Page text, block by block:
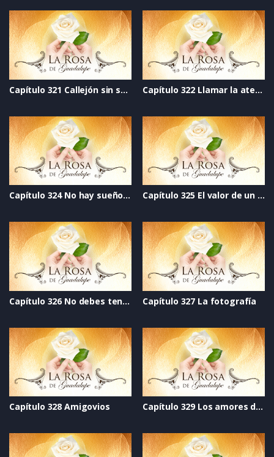
Capítulo 321 Callejón sin salida Capítulo 322 Llamar la atención
Capítulo 324 No hay sueños rotos Capítulo 325 El valor de un ser humano
Capítulo 326 No debes tener miedo Capítulo 327 La fotografía
Capítulo 328 Amigovios Capítulo 329 Los amores de la vida